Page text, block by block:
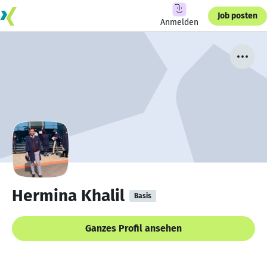
Anmelden
Job posten
Hermina Khalil Basis
Ganzes Profil ansehen